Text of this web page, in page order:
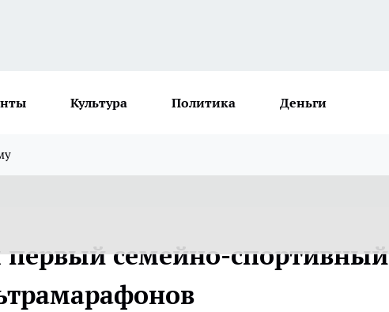
Культура Политика Деньги
семейно-спортивный